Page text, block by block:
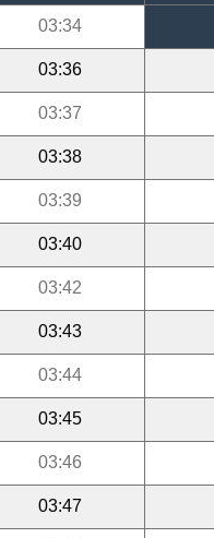
03:34
03:36
03:37
03:38
03:39
03:40
03:42
03:43
03:44
03:45
03:46
03:47